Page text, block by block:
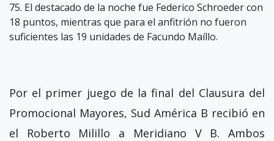
75. El destacado de la noche fue Federico Schroeder con
18 puntos, mientras que para el anfitrión no fueron
suficientes las 19 unidades de Facundo Maíllo.
Por el primer juego de la final del Clausura del
Promocional Mayores, Sud América B recibió en
el Roberto Milillo a Meridiano V B. Ambos